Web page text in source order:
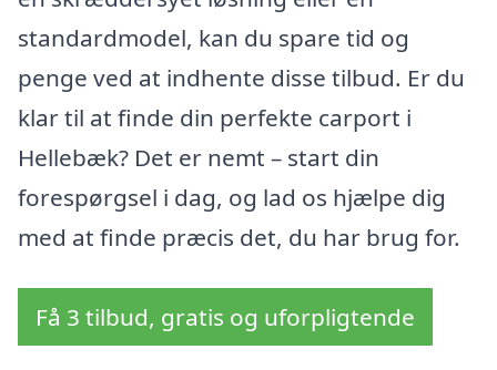
standardmodel, kan du spare tid og
penge ved at indhente disse tilbud. Er du
klar til at finde din perfekte carport i
Hellebæk? Det er nemt – start din
forespørgsel i dag, og lad os hjælpe dig
med at finde præcis det, du har brug for.
Få 3 tilbud, gratis og uforpligtende